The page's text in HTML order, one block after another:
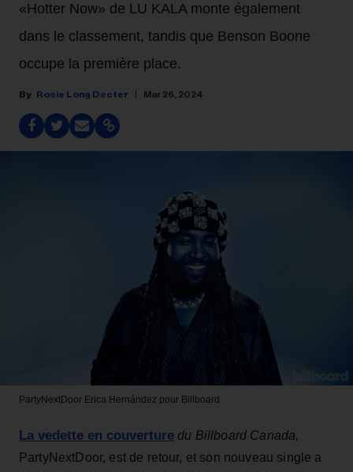
«Hotter Now» de LU KALA monte également
dans le classement, tandis que Benson Boone
occupe la première place.
Rosie Long Decter Mar 26, 2024
PartyNextDoor Erica Hernández pour Billboard
La vedette en couverture du Billboard Canada,
PartyNextDoor, est de retour, et son nouveau single a